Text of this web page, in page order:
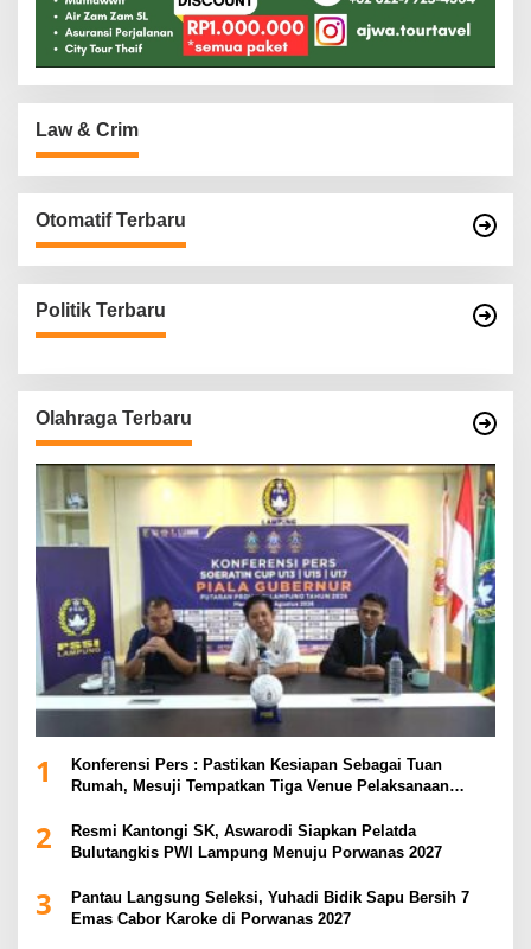
Law & Crim
Otomatif Terbaru
Politik Terbaru
Olahraga Terbaru
1
Konferensi Pers : Pastikan Kesiapan Sebagai Tuan
Rumah, Mesuji Tempatkan Tiga Venue Pelaksanaan
2
Resmi Kantongi SK, Aswarodi Siapkan Pelatda
Bulutangkis PWI Lampung Menuju Porwanas 2027
3
Pantau Langsung Seleksi, Yuhadi Bidik Sapu Bersih 7
Emas Cabor Karoke di Porwanas 2027